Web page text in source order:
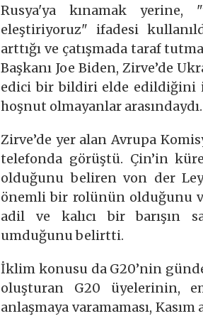
Rusya'ya kınamak yerine,
eleştiriyoruz" ifadesi
arttığı ve çatışmada taraf
Başkanı Joe Biden, Zirve’de
edici bir bildiri elde edildiğini
hoşnut olmayanlar arasındaydı.
Zirve’de yer alan Avrupa
telefonda görüştü. Çin’in
olduğunu beliren von der
önemli bir rolünün olduğunu
adil ve kalıcı bir barışın
umduğunu belirtti.
İklim konusu da G20’nin
oluşturan G20 üyelerinin,
anlaşmaya varamaması,